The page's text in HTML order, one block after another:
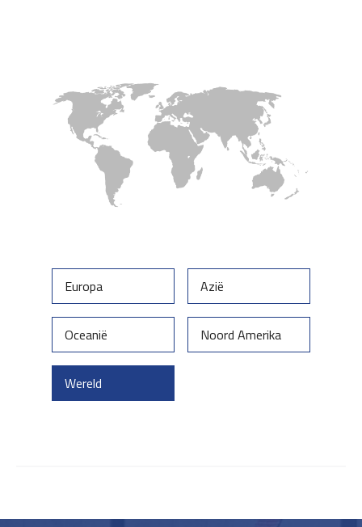
Europa Azië
Oceanië Noord Amerika
Wereld